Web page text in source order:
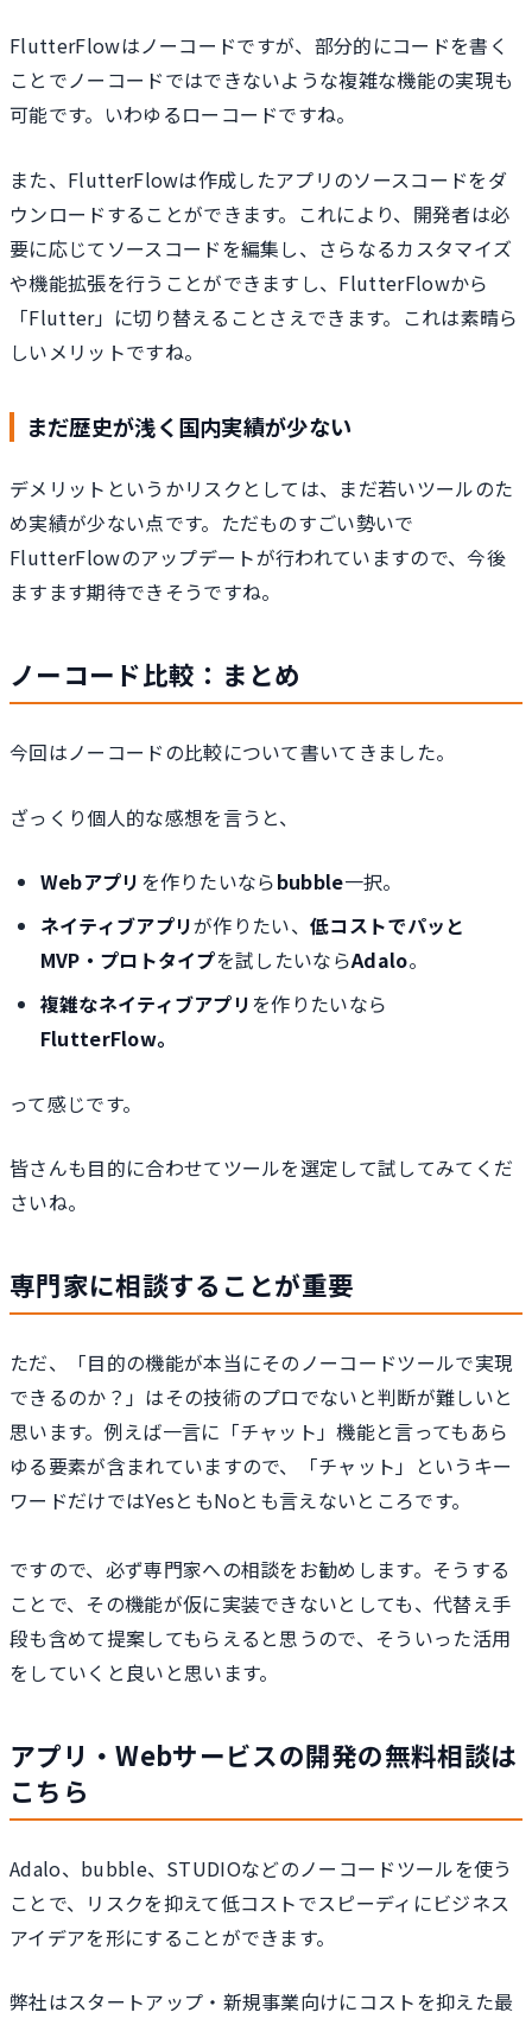
FlutterFlowはノーコードですが、部分的にコードを書く
ことでノーコードではできないような複雑な機能の実現も
可能です。いわゆるローコードですね。
また、FlutterFlowは作成したアプリのソースコードをダ
ウンロードすることができます。これにより、開発者は必
要に応じてソースコードを編集し、さらなるカスタマイズ
や機能拡張を行うことができますし、FlutterFlowから
「Flutter」に切り替えることさえできます。これは素晴ら
しいメリットですね。
まだ歴史が浅く国内実績が少ない
デメリットというかリスクとしては、まだ若いツールのた
め実績が少ない点です。ただものすごい勢いで
FlutterFlowのアップデートが行われていますので、今後
ますます期待できそうですね。
ノーコード比較：まとめ
今回はノーコードの比較について書いてきました。
ざっくり個人的な感想を言うと、
Webアプリ を作りたいならbubble一択。
ネイティブアプリが作りたい、低コストでパッと
MVP・プロトタイプを試したいならAdalo。
複雑なネイティブアプリを作りたいなら
FlutterFlow。
って感じです。
皆さんも目的に合わせてツールを選定して試してみてくだ
さいね。
専門家に相談することが重要
ただ、「目的の機能が本当にそのノーコードツールで実現
できるのか？」はその技術のプロでないと判断が難しいと
思います。例えば一言に「チャット」機能と言ってもあら
ゆる要素が含まれていますので、「チャット」というキー
ワードだけではYesともNoとも言えないところです。
ですので、必ず専門家への相談をお勧めします。そうする
ことで、その機能が仮に実装できないとしても、代替え手
段も含めて提案してもらえると思うので、そういった活用
をしていくと良いと思います。
アプリ・Webサービスの開発の無料相談は
こちら
Adalo、bubble、STUDIOなどのノーコードツールを使う
ことで、リスクを抑えて低コストでスピーディにビジネス
アイデアを形にすることができます。
弊社はスタートアップ・新規事業向けにコストを抑えた最